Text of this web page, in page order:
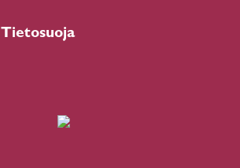
Tietosuoja